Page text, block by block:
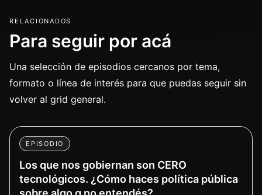
RELACIONADOS
Para seguir por acá
Una selección de episodios cercanos por tema,
formato o línea de interés para que puedas seguir sin
volver al grid general.
EPISODIO
Los que nos gobiernan son CERO
tecnológicos. ¿Cómo haces política pública